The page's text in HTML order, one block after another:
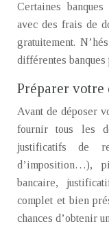
Certaines
avec des frais de
gratuitement.
différentes
Préparer votre
Avant de déposer
fournir tous les
justificatifs de
d’imposition…),
bancaire,
complet et bien
chances d’obtenir